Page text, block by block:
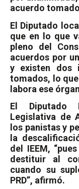
acuerdo
El Diputado
que en lo que
pleno del
acuerdos por
y existen dos
tomados, lo
labora ese
El Diputado
Legislativa de
los panistas y
la
del IEEM,
destituir al
cuando su
PRD”, afirmó.